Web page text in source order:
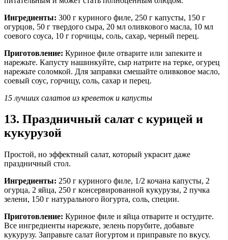
Ингредиенты: 300 г куриного филе, 250 г капусты, 150 г
огурцов, 50 г твердого сыра, 20 мл оливкового масла, 10 мл
соевого соуса, 10 г горчицы, соль, сахар, черный перец.
Приготовление: Куриное филе отварите или запеките и
нарежьте. Капусту нашинкуйте, сыр натрите на терке, огурец
нарежьте соломкой. Для заправки смешайте оливковое масло,
соевый соус, горчицу, соль, сахар и перец.
15 лучших салатов из креветок и капусты
13. Праздничный салат с курицей и
кукурузой
Простой, но эффектный салат, который украсит даже
праздничный стол.
Ингредиенты: 250 г куриного филе, 1/2 кочана капусты, 2
огурца, 2 яйца, 250 г консервированной кукурузы, 2 пучка
зелени, 150 г натурального йогурта, соль, специи.
Приготовление: Куриное филе и яйца отварите и остудите.
Все ингредиенты нарежьте, зелень порубите, добавьте
кукурузу. Заправьте салат йогуртом и приправьте по вкусу.